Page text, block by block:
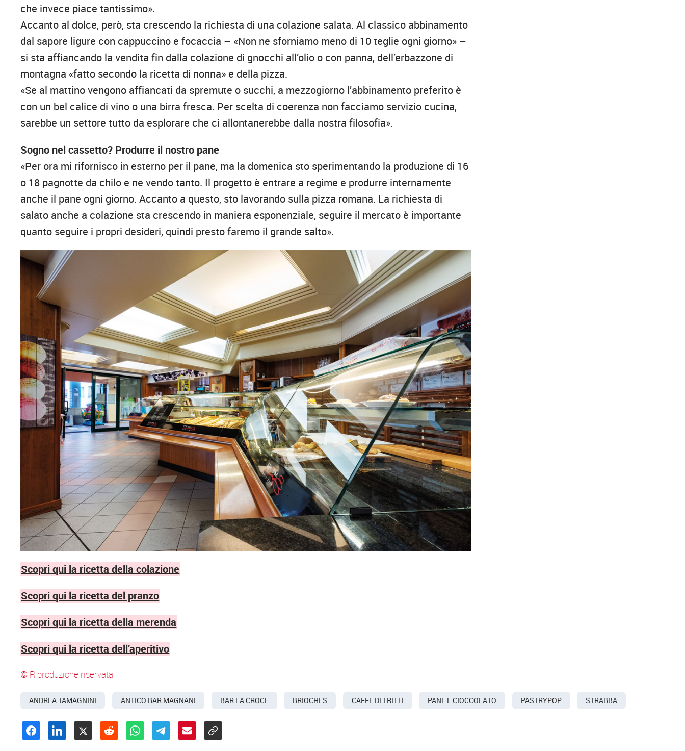
che invece piace tantissimo».
Accanto al dolce, però, sta crescendo la richiesta di una colazione salata. Al classico abbinamento
dal sapore ligure con cappuccino e focaccia – «Non ne sforniamo meno di 10 teglie ogni giorno» –
si sta affiancando la vendita fin dalla colazione di gnocchi all’olio o con panna, dell’erbazzone di
montagna «fatto secondo la ricetta di nonna» e della pizza.
«Se al mattino vengono affiancati da spremute o succhi, a mezzogiorno l’abbinamento preferito è
con un bel calice di vino o una birra fresca. Per scelta di coerenza non facciamo servizio cucina,
sarebbe un settore tutto da esplorare che ci allontanerebbe dalla nostra filosofia».
Sogno nel cassetto? Produrre il nostro pane
«Per ora mi rifornisco in esterno per il pane, ma la domenica sto sperimentando la produzione di 16
o 18 pagnotte da chilo e ne vendo tanto. Il progetto è entrare a regime e produrre internamente
anche il pane ogni giorno. Accanto a questo, sto lavorando sulla pizza romana. La richiesta di
salato anche a colazione sta crescendo in maniera esponenziale, seguire il mercato è importante
quanto seguire i propri desideri, quindi presto faremo il grande salto».
Scopri qui la ricetta della colazione
Scopri qui la ricetta del pranzo
Scopri qui la ricetta della merenda
Scopri qui la ricetta dell’aperitivo
© Riproduzione riservata
ANDREA TAMAGNINI ANTICO BAR MAGNANI BAR LA CROCE BRIOCHES CAFFE DEI RITTI PANE E CIOCCOLATO PASTRYPOP STRABBA